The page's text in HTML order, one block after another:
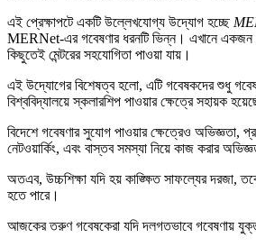
এই প্রেক্ষাপটে একটি উল্লেখযোগ্য উদ্যোগ হচ্ছে
MERNet-এর গবেষণার ধরনটি ভিন্ন। এখানে একজন
কিছুতেই মেন্টরের সহযোগিতা পাওয়া যায়।
এই উদ্যোগের বিশেষত্ব হলো, এটি গবেষকদের শুধু
বিশ্ববিদ্যালয়ে স্কলারশিপ পাওয়ার ক্ষেত্রে সহায়ক
বিদেশে গবেষণার সুযোগ পাওয়ার ক্ষেত্রেও
নেটওয়ার্কিং, এবং বাস্তব সমস্যা নিয়ে কাজ করার
অতএব, উচ্চশিক্ষা যদি হয় কাঙ্ক্ষিত সাফল্যের দরজা,
হতে পারে।
আজকের তরুণ গবেষকেরা যদি দলগতভাবে গবেষণায় যুক্ত